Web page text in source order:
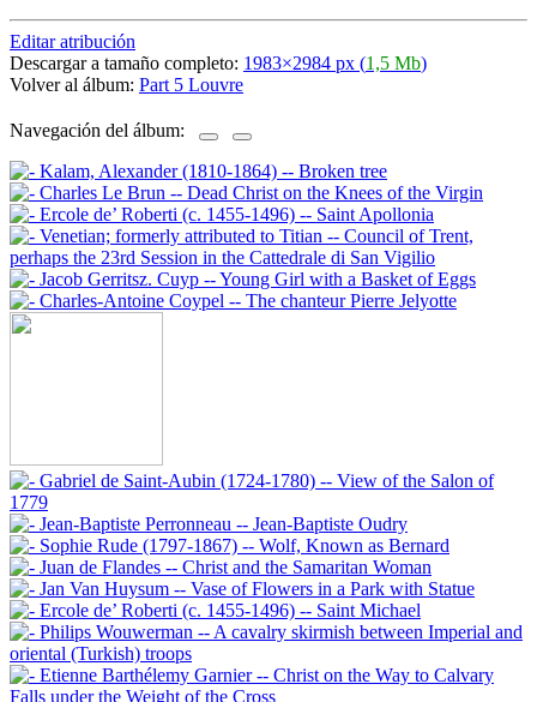
Editar atribución
Descargar a tamaño completo: 1983×2984 px (1,5 Mb)
Volver al álbum: Part 5 Louvre
Navegación del álbum: